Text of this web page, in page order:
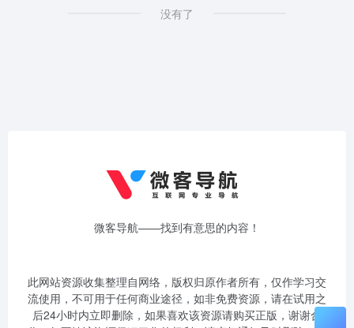
没有了
微客导航——找到有意思的内容！
此网站资源收集整理自网络，版权归原作者所有，仅作学习交
流使用，不可用于任何商业途径，如非免费资源，请在试用之
后24小时内立即删除，如果喜欢该资源请购买正版，谢谢合